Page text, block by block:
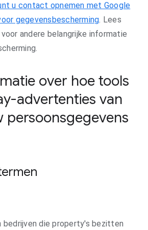
u contact opnemen met Google
gegevensbescherming. Lees
voor andere belangrijke informatie
over hoe tools
advertenties van
persoonsgegevens
bedrijven die property's bezitten